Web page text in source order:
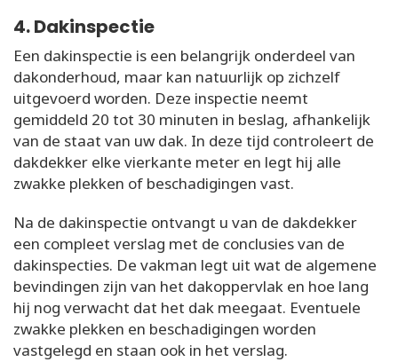
4. Dakinspectie
Een dakinspectie is een belangrijk onderdeel van
dakonderhoud, maar kan natuurlijk op zichzelf
uitgevoerd worden. Deze inspectie neemt
gemiddeld 20 tot 30 minuten in beslag, afhankelijk
van de staat van uw dak. In deze tijd controleert de
dakdekker elke vierkante meter en legt hij alle
zwakke plekken of beschadigingen vast.
Na de dakinspectie ontvangt u van de dakdekker
een compleet verslag met de conclusies van de
dakinspecties. De vakman legt uit wat de algemene
bevindingen zijn van het dakoppervlak en hoe lang
hij nog verwacht dat het dak meegaat. Eventuele
zwakke plekken en beschadigingen worden
vastgelegd en staan ook in het verslag.